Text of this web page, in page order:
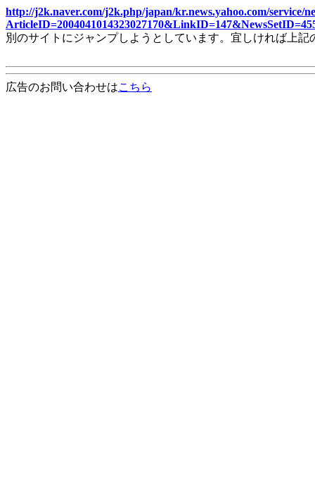
http://j2k.naver.com/j2k.php/japan/kr.news.yahoo.com/service/
別のサイトにジャンプしようとしています。宜しければ上
広告のお問い合わせはこちら